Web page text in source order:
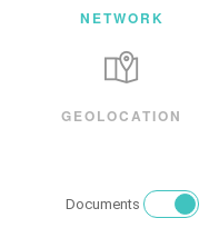
NETWORK
GEOLOCATION
Documents